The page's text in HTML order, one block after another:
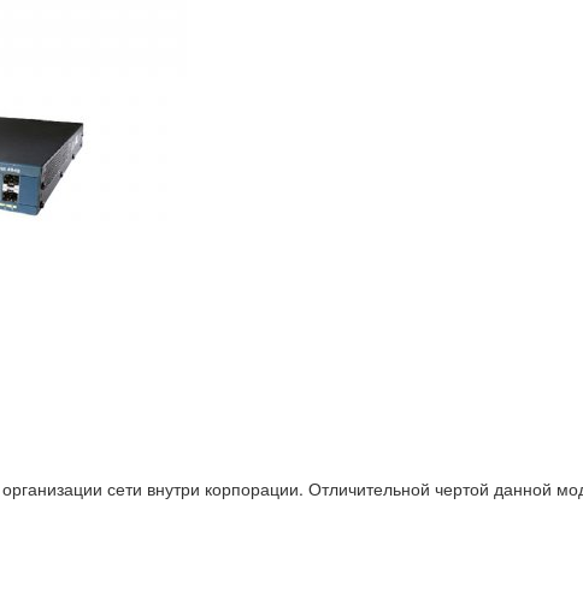
сети внутри корпорации. Отличительной чертой данной